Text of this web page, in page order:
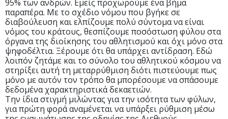
95% των ανδρών. Εμείς προχωρούμε ένα βήμα
παραπέρα. Με το σχέδιο νόμου που βγήκε σε
διαβούλευση και ελπίζουμε πολύ σύντομα να είναι
νόμος του κράτους, θεσπίζουμε ποσόστωση φύλου στα
όργανα της διοίκησης του αθλητισμού και όχι μόνο στα
ψηφοδέλτια. Ξέρουμε ότι θα υπάρχει αντίδραση. Εδώ
λοιπόν ζητάμε και το σύνολο του αθλητικού κόσμου να
στηρίξει αυτή τη μεταρρύθμιση διότι πιστεύουμε πως
μόνο με αυτόν τον τρόπο θα μπορέσουμε να σπάσουμε
δεδομένα χαρακτηριστικά δεκαετιών.
Την ίδια στιγμή μιλώντας για την ισότητα των φύλων,
για πρώτη φορά αναμένεται να υπάρξει ρύθμιση μέσω